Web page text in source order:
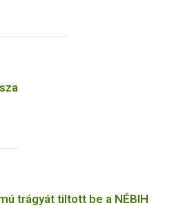
trágyát tiltott be a NÉBIH